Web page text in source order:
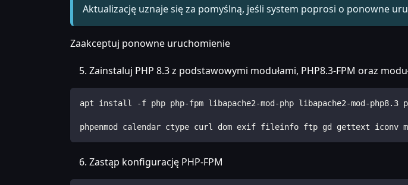
Aktualizację uznaje się za pomyślną, jeśli system poprosi o ponowne
Zaakceptuj ponowne uruchomienie
Zainstaluj PHP 8.3 z podstawowymi modułami, PHP8.3-FPM oraz
apt install -f php php-fpm libapache2-mod-php libapache2-mod-php8.3
phpenmod calendar ctype curl dom exif fileinfo ftp gd gettext iconv
Zastąp konfigurację PHP-FPM